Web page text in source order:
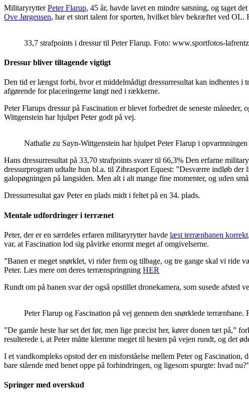
MilitaryrytterPeter Flarup, 45 år, havde lavet en mindre satsning, og taget
Ove Jørgensen, har et stort talent for sporten, hvilket blev bekræftet ved OL.
33,7 strafpoints i dressur til Peter Flarup. Foto: www.sportfotos-
Dressur bliver tiltagende vigtigt
Den tid er længst forbi, hvor et middelmådigt dressurresultat kan indhentes
afgørende for placeringerne langt ned i rækkerne.
Peter Flarups dressur på Fascination er blevet forbedret de seneste
Wittgenstein har hjulpet Peter godt på vej.
Nathalie zu Sayn-Wittgenstein har hjulpet Peter Flarup i
Hans dressurresultat på 33,70 strafpoints svarer til 66,3% Den erfarne
dressurprogram udtalte hun bl.a. til Zibrasport Equest: ”Desværre indløb
galopøgningen på langsiden. Men alt i alt mange fine momenter, og uden
Dressurresultat gav Peter en plads midt i feltet på en 34. plads.
Mentale udfordringer i terrænet
Peter, der er en særdeles erfaren militaryrytter havde læst terrænbanen korrekt
var, at Fascination lod sig påvirke enormt meget af omgivelserne.
”Banen er meget snørklet, vi rider frem og tilbage, og tre gange skal vi ride
Peter. Læs mere om deres terrænspringning HER
Rundt om på banen svar der også opstillet dronekamera, som susede
Peter Flarup og Fascination på vej gennem den snørklede
”De gamle heste har set det før, men lige præcist her, kører donen tæt på,”
resulterede i, at Peter måtte klemme meget til hesten på vejen rundt, og det
I et vandkompleks opstod der en misforståelse mellem Peter og
bare stående med benet oppe på forhindringen, og ligesom spurgte: hvad
Springer med overskud